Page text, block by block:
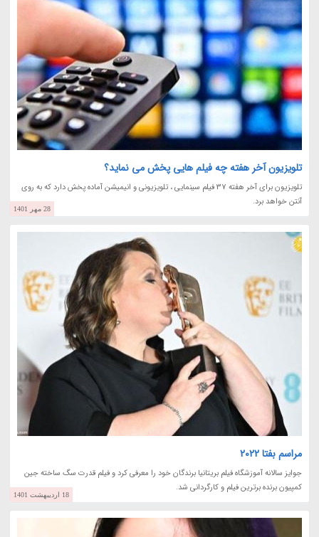
تلویزیون آخر هفته چه فیلم هایی پخش می نماید؟
تلویزیون برای آخر هفته 37 فیلم سینمایی ، تلویزیونی و انیمیشن آماده پخش دارد که به روی
آنتن خواهد برد.
28 مهر 1401
مراسم بفتا 2022
جوایز سالانه آموزشگاه فیلم بریتانیا برندگان خود را معرفی کرد و فیلم قدرت سگ ساخته جین
کمپیون برنده برترین فیلم و کارگردانی شد.
18 اردیبهشت 1401